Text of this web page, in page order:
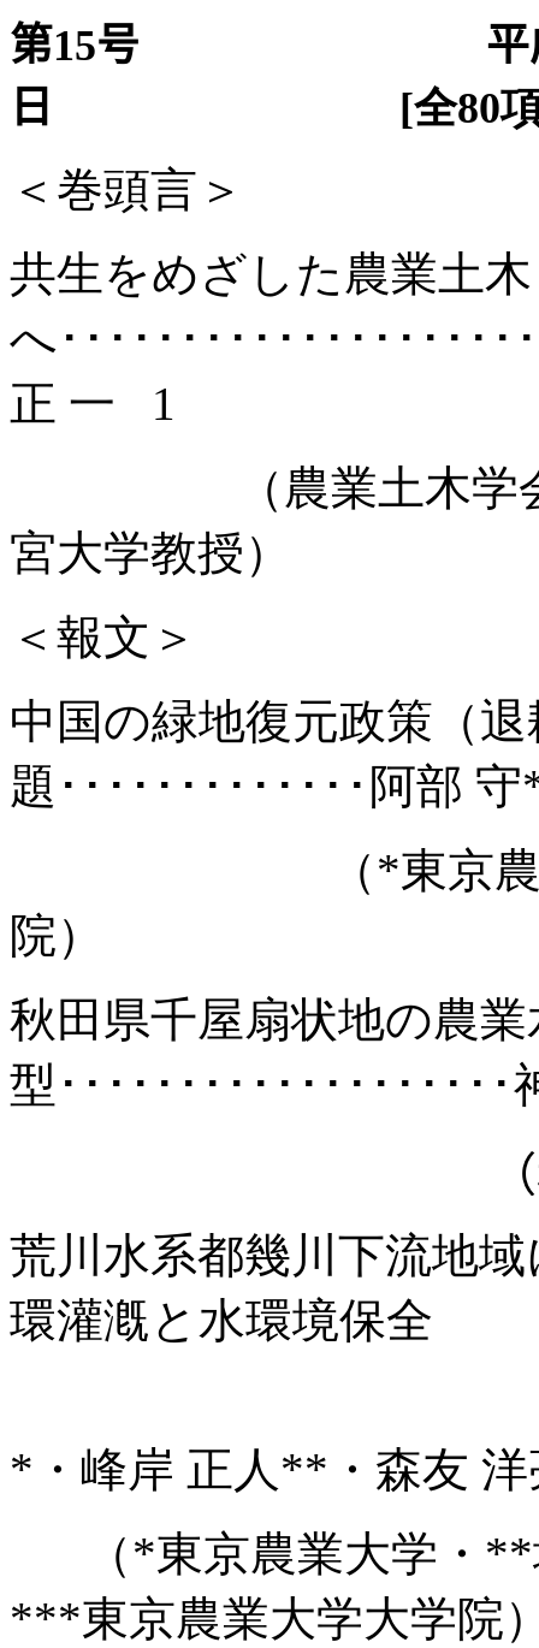
第15号
日
[全80
＜巻頭言＞
共生をめざした農業土木
へ･･･････････････････
正 一
1
（農業土木
宮大学教授）
＜報文＞
中国の緑地復元政策（
題･････････････阿部 守
（*東京
院）
秋田県千屋扇状地の農
型･･･････････････････
荒川水系都幾川下流地
環灌漑と水環境保全
* ・峰岸 正人 ** ・森友
（*東京農業大学・ **
***東京農業大学大学院